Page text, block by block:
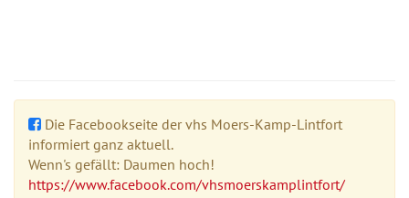
Die Facebookseite der vhs Moers-Kamp-Lintfort
informiert ganz aktuell.
Wenn's gefällt: Daumen hoch!
https://www.facebook.com/vhsmoerskamplintfort/